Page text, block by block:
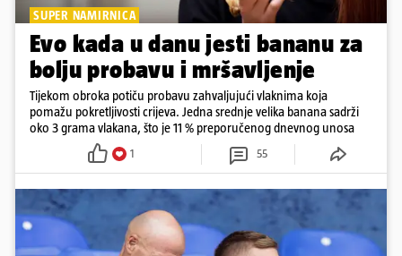
SUPER NAMIRNICA
Evo kada u danu jesti bananu za
bolju probavu i mršavljenje
Tijekom obroka potiču probavu zahvaljujući vlaknima koja
pomažu pokretljivosti crijeva. Jedna srednje velika banana sadrži
oko 3 grama vlakana, što je 11 % preporučenog dnevnog unosa
1 55